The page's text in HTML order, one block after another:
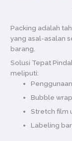
Packing adalah
yang asal-asalan
barang.
Solusi Tepat
meliputi:
Bubble
Stretch film
Labeling